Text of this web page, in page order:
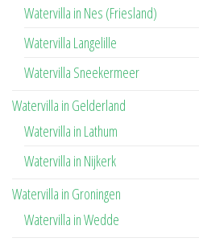
Watervilla in Nes (Friesland)
Watervilla Langelille
Watervilla Sneekermeer
Watervilla in Gelderland
Watervilla in Lathum
Watervilla in Nijkerk
Watervilla in Groningen
Watervilla in Wedde